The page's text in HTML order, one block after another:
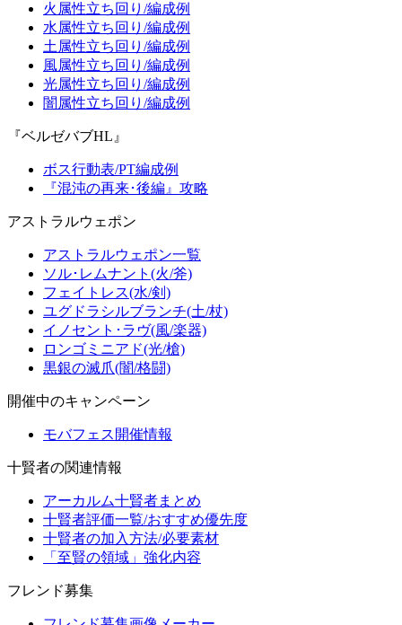
火属性立ち回り/編成例
水属性立ち回り/編成例
土属性立ち回り/編成例
風属性立ち回り/編成例
光属性立ち回り/編成例
闇属性立ち回り/編成例
『ベルゼバブHL』
ボス行動表/PT編成例
『混沌の再来･後編』攻略
アストラルウェポン
アストラルウェポン一覧
ソル･レムナント(火/斧)
フェイトレス(水/剣)
ユグドラシルブランチ(土/杖)
イノセント･ラヴ(風/楽器)
ロンゴミニアド(光/槍)
黒銀の滅爪(闇/格闘)
開催中のキャンペーン
モバフェス開催情報
十賢者の関連情報
アーカルム十賢者まとめ
十賢者評価一覧/おすすめ優先度
十賢者の加入方法/必要素材
「至賢の領域」強化内容
フレンド募集